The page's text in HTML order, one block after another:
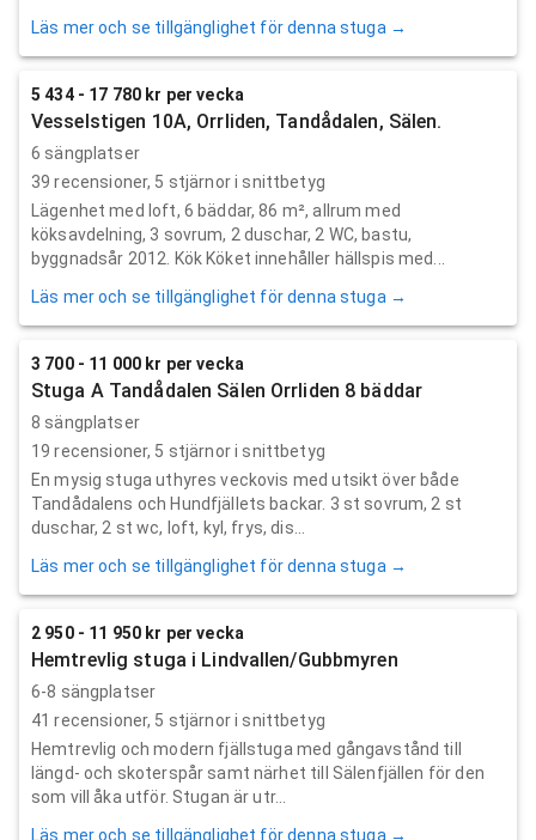
Läs mer och se tillgänglighet för denna stuga →
5 434 - 17 780 kr per vecka
Vesselstigen 10A, Orrliden, Tandådalen, Sälen.
6 sängplatser
39 recensioner, 5 stjärnor i snittbetyg
Lägenhet med loft, 6 bäddar, 86 m², allrum med
köksavdelning, 3 sovrum, 2 duschar, 2 WC, bastu,
byggnadsår 2012. Kök Köket innehåller hällspis med...
Läs mer och se tillgänglighet för denna stuga →
3 700 - 11 000 kr per vecka
Stuga A Tandådalen Sälen Orrliden 8 bäddar
8 sängplatser
19 recensioner, 5 stjärnor i snittbetyg
En mysig stuga uthyres veckovis med utsikt över både
Tandådalens och Hundfjällets backar. 3 st sovrum, 2 st
duschar, 2 st wc, loft, kyl, frys, dis...
Läs mer och se tillgänglighet för denna stuga →
2 950 - 11 950 kr per vecka
Hemtrevlig stuga i Lindvallen/Gubbmyren
6-8 sängplatser
41 recensioner, 5 stjärnor i snittbetyg
Hemtrevlig och modern fjällstuga med gångavstånd till
längd- och skoterspår samt närhet till Sälenfjällen för den
som vill åka utför. Stugan är utr...
Läs mer och se tillgänglighet för denna stuga →